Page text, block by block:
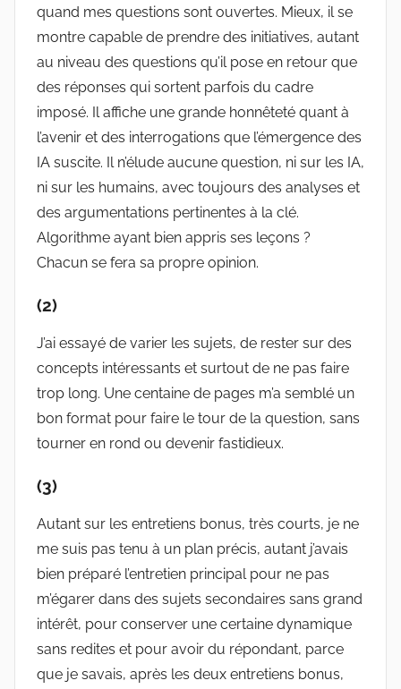
quand mes questions sont ouvertes. Mieux, il se
montre capable de prendre des initiatives, autant
au niveau des questions qu’il pose en retour que
des réponses qui sortent parfois du cadre
imposé. Il affiche une grande honnêteté quant à
l’avenir et des interrogations que l’émergence des
IA suscite. Il n’élude aucune question, ni sur les IA,
ni sur les humains, avec toujours des analyses et
des argumentations pertinentes à la clé.
Algorithme ayant bien appris ses leçons ?
Chacun se fera sa propre opinion.
(2)
J’ai essayé de varier les sujets, de rester sur des
concepts intéressants et surtout de ne pas faire
trop long. Une centaine de pages m’a semblé un
bon format pour faire le tour de la question, sans
tourner en rond ou devenir fastidieux.
(3)
Autant sur les entretiens bonus, très courts, je ne
me suis pas tenu à un plan précis, autant j’avais
bien préparé l’entretien principal pour ne pas
m’égarer dans des sujets secondaires sans grand
intérêt, pour conserver une certaine dynamique
sans redites et pour avoir du répondant, parce
que je savais, après les deux entretiens bonus,